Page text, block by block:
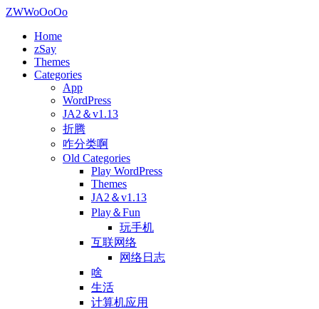
ZWWoOoOo
Home
zSay
Themes
Categories
App
WordPress
JA2＆v1.13
折腾
咋分类啊
Old Categories
Play WordPress
Themes
JA2＆v1.13
Play＆Fun
玩手机
互联网络
网络日志
啥
生活
计算机应用